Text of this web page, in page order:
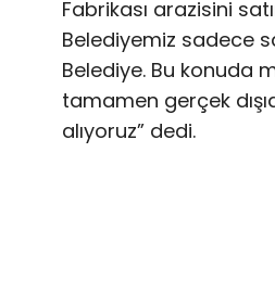
Fabrikası arazisini
Belediyemiz sadece
Belediye. Bu konuda
tamamen gerçek
alıyoruz” dedi.